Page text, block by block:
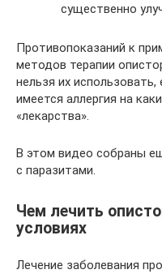
существенно
Противопоказаний к
методов терапии
нельзя их
имеется аллергия на
«лекарства».
В этом видео собраны
с паразитами.
Чем лечить
условиях
Лечение заболевания